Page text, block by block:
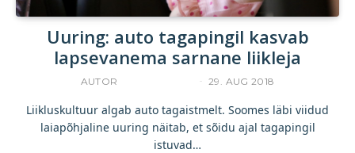
Uuring: auto tagapingil kasvab
lapsevanema sarnane liikleja
AUTOR 29. AUG 2018
Liikluskultuur algab auto tagaistmelt. Soomes läbi viidud
laiapõhjaline uuring näitab, et sõidu ajal tagapingil
istuvad…